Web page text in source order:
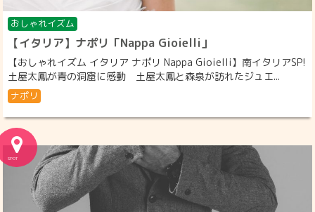
おしゃれイズム
【イタリア】ナポリ「Nappa Gioielli」
【おしゃれイズム イタリア ナポリ Nappa Gioielli】南イタリアSP!
土屋太鳳が青の洞窟に感動 土屋太鳳と森泉が訪れたジュエ...
ナポリ